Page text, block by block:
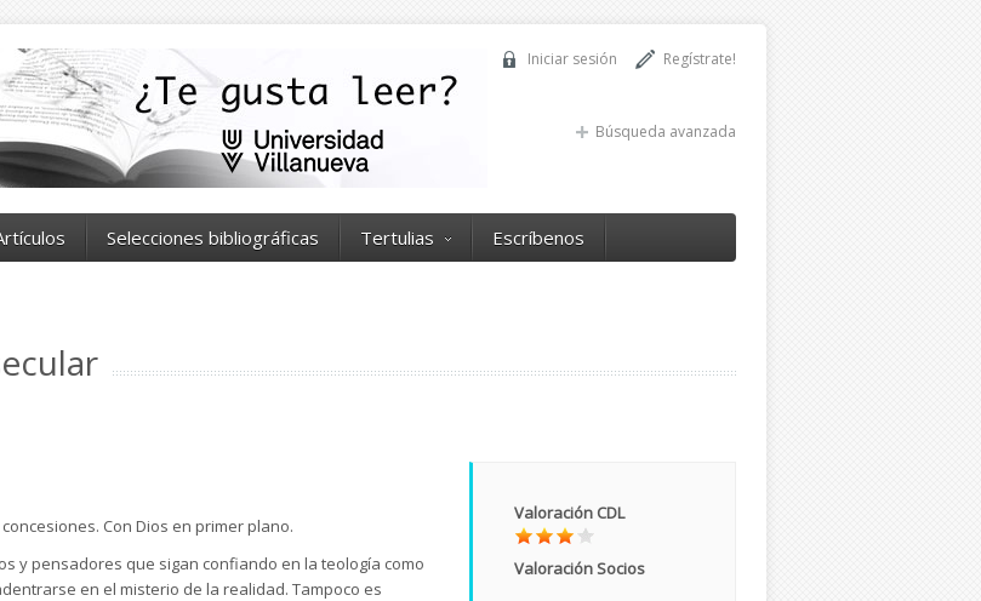
Regístrate!
Iniciar sesión
Búsqueda avanzada
Selecciones bibliográficas Tertulias Escríbenos
Con Dios en primer plano.
y pensadores que sigan confiando en la teología como
en el misterio de la realidad. Tampoco es
Valoración CDL
Valoración Socios